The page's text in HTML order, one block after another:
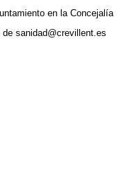
en la Concejalía
sanidad@crevillent.es